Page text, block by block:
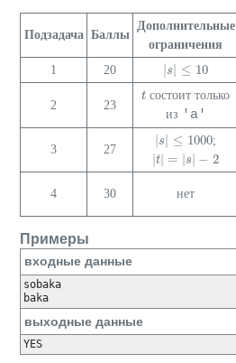
Подзадача Баллы
Дополнительные
ограничения
1
20 s ≤ 10
s| 10
2 23
t
t состоит только
из 'a'
3 27
s ≤ 1000
s| 1000 ;
t| = s − 2
t| |s| 2
4 30 нет
Примеры
входные данные
sobaka
baka
выходные данные
YES